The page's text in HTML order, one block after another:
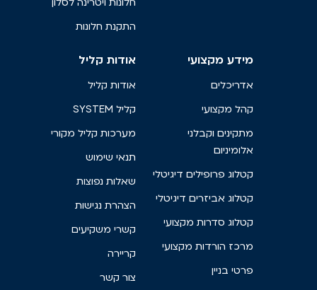
התקנת חלונות
מידע מקצועי
אדריכלים
קהל מקצועי
מתקינים וקבלני
אלומיניום
קטלוג פרופילים דיגיטלי
קטלוג אביזרים דיגיטלי
קטלוג סדרות מקצועי
מרכז הורדות מקצועי
פרטי בניין
אודות קליל
אודות קליל
קליל SYSTEM
מערכות קליל מקורי
תנאי שימוש
שאלות נפוצות
הצהרת נגישות
קשרי משקיעים
קריירה
צור קשר